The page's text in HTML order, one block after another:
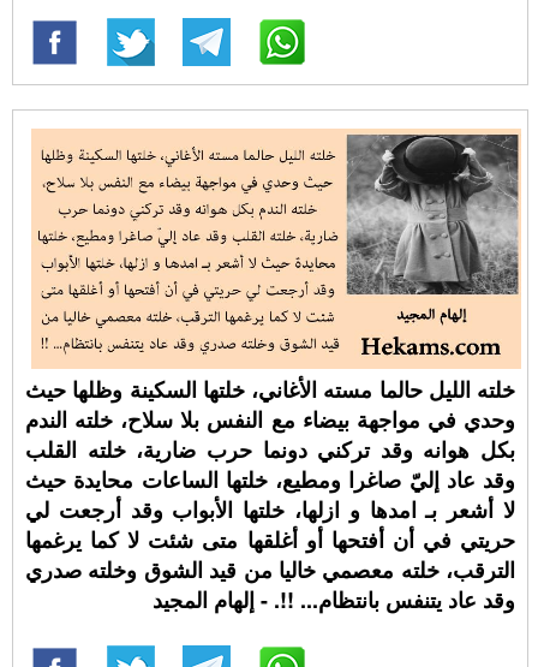
خلته الليل حالما مسته الأغاني، خلتها السكينة وظلها حيث
وحدي في مواجهة بيضاء مع النفس بلا سلاح، خلته الندم
بكل هوانه وقد تركني دونما حرب ضارية، خلته القلب
وقد عاد إليّ صاغرا ومطيع، خلتها الساعات محايدة حيث
لا أشعر بـ امدها و ازلها، خلتها الأبواب وقد أرجعت لي
حريتي في أن أفتحها أو أغلقها متى شئت لا كما يرغمها
الترقب، خلته معصمي خاليا من قيد الشوق وخلته صدري
وقد عاد يتنفس بانتظام... !!. - إلهام المجيد